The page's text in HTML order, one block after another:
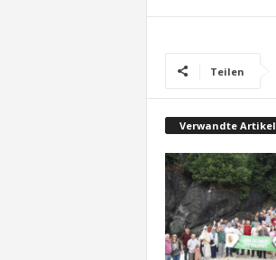
Teilen
Verwandte Artikel